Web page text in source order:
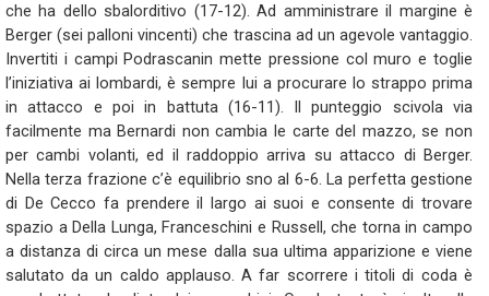
che ha dello sbalorditivo (17-12). Ad amministrare il margine è
Berger (sei palloni vincenti) che trascina ad un agevole vantaggio.
Invertiti i campi Podrascanin mette pressione col muro e toglie
l’iniziativa ai lombardi, è sempre lui a procurare lo strappo prima
in attacco e poi in battuta (16-11). Il punteggio scivola via
facilmente ma Bernardi non cambia le carte del mazzo, se non
per cambi volanti, ed il raddoppio arriva su attacco di Berger.
Nella terza frazione c’è equilibrio sno al 6-6. La perfetta gestione
di De Cecco fa prendere il largo ai suoi e consente di trovare
spazio a Della Lunga, Franceschini e Russell, che torna in campo
a distanza di circa un mese dalla sua ultima apparizione e viene
salutato da un caldo applauso. A far scorrere i titoli di coda è